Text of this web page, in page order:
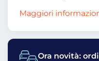
Ora novità:
Maggiori